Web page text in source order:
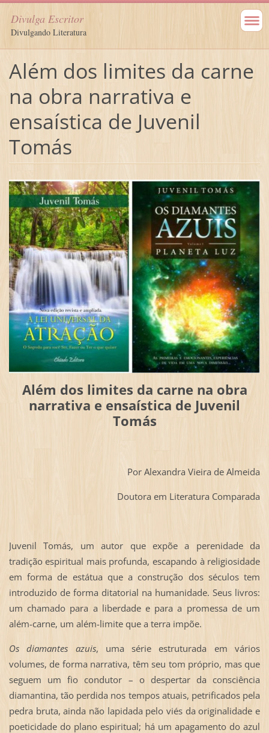
Divulga Escritor
Divulgando Literatura
Além dos limites da carne
na obra narrativa e
ensaística de Juvenil
Tomás
Além dos limites da carne na obra
narrativa e ensaística de Juvenil
Tomás
Por Alexandra Vieira de Almeida
Doutora em Literatura Comparada
Juvenil Tomás, um autor que expõe a perenidade da
tradição espiritual mais profunda, escapando à religiosidade
em forma de estátua que a construção dos séculos tem
introduzido de forma ditatorial na humanidade. Seus livros:
um chamado para a liberdade e para a promessa de um
além-carne, um além-limite que a terra impõe.
Os diamantes azuis, uma série estruturada em vários
volumes, de forma narrativa, têm seu tom próprio, mas que
seguem um fio condutor – o despertar da consciência
diamantina, tão perdida nos tempos atuais, petrificados pela
pedra bruta, ainda não lapidada pelo viés da originalidade e
poeticidade do plano espiritual; há um apagamento do azul